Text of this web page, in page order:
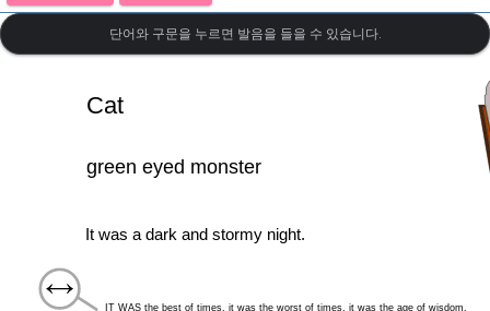
말하기 연습 듣기 연습
단어와 구문을 누르면 발음을 들을 수 있습니다.